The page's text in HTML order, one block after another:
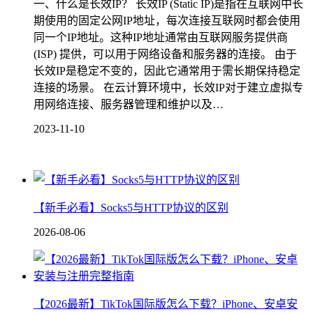
一、什么是长效IP？ 长效IP (Static IP)是指在互联网中长
期使用的固定公网IP地址，每次连接互联网时都会使用
同一个IP地址。这种IP地址通常由互联网服务提供商
(ISP) 提供，可以用于网络设备和服务器的连接。 由于
长效IP是稳定不变的，因此它通常用于需长期保持稳定
连接的场景。 在云计算环境中，长效IP对于建立虚拟专
用网络连接、服务器管理和维护以及…
2023-11-10
【新手必看】Socks5与HTTP协议的区别
2026-08-06
【2026最新】TikTok国际版怎么下载？iPhone、安卓安